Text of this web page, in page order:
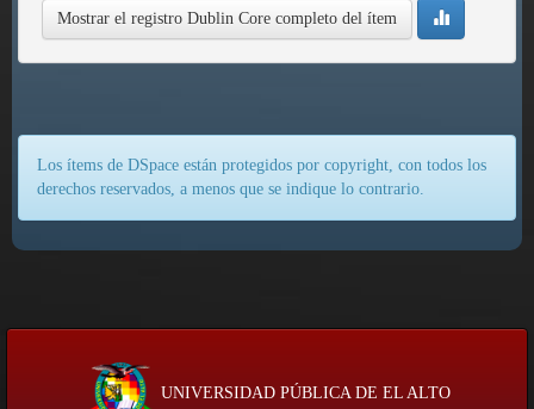
Mostrar el registro Dublin Core completo del ítem
Los ítems de DSpace están protegidos por copyright, con todos los
derechos reservados, a menos que se indique lo contrario.
UNIVERSIDAD PÚBLICA DE EL ALTO